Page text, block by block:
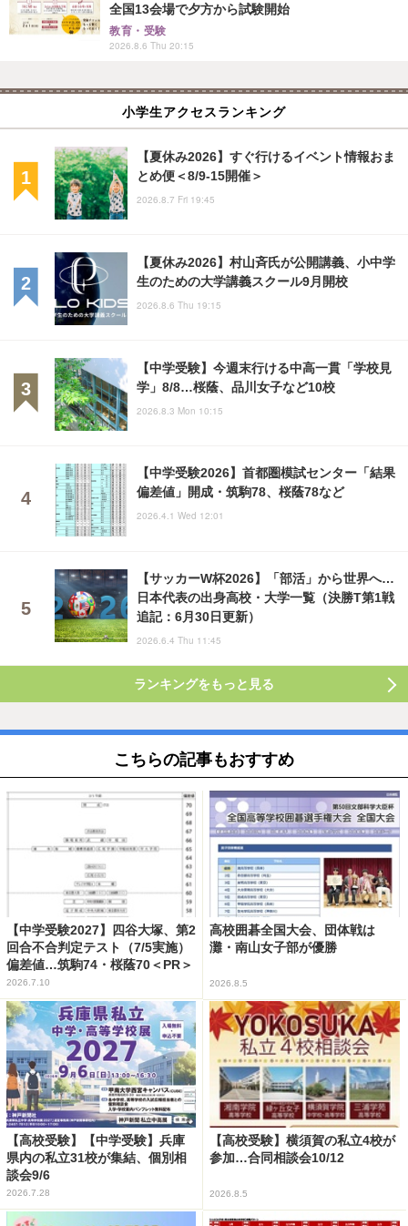
全国13会場で夕方から試験開始
教育・受験
2026.8.6 Thu 20:15
小学生アクセスランキング
【夏休み2026】すぐ行けるイベント情報おま
とめ便＜8/9-15開催＞
2026.8.7 Fri 19:45
【夏休み2026】村山斉氏が公開講義、小中学
生のための大学講義スクール9月開校
2026.8.6 Thu 19:15
【中学受験】今週末行ける中高一貫「学校見
学」8/8…桜蔭、品川女子など10校
2026.8.3 Mon 10:15
【中学受験2026】首都圏模試センター「結果
偏差値」開成・筑駒78、桜蔭78など
2026.4.1 Wed 12:01
【サッカーW杯2026】「部活」から世界へ…
日本代表の出身高校・大学一覧（決勝T第1戦
追記：6月30日更新）
2026.6.4 Thu 11:45
ランキングをもっと見る
こちらの記事もおすすめ
【中学受験2027】四谷大塚、第2
回合不合判定テスト（7/5実施）
偏差値…筑駒74・桜蔭70＜PR＞
2026.7.10
高校囲碁全国大会、団体戦は
灘・南山女子部が優勝
2026.8.5
【高校受験】【中学受験】兵庫
県内の私立31校が集結、個別相
談会9/6
2026.7.28
【高校受験】横須賀の私立4校が
参加…合同相談会10/12
2026.8.5